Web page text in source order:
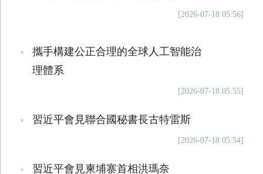
[2026-07-18 05:56]
攜手構建公正合理的全球人工智能治
理體系
[2026-07-18 05:55]
習近平會見聯合國秘書長古特雷斯
[2026-07-18 05:54]
習近平會見柬埔寨首相洪瑪奈